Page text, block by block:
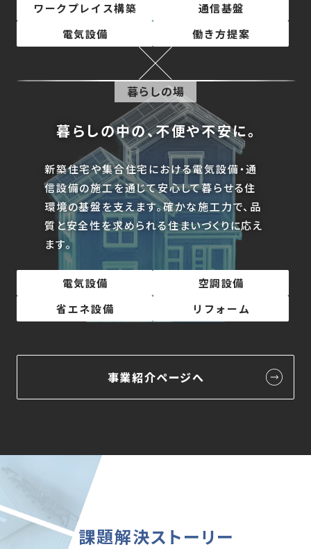
ワークプレイス構築
通信基盤
電気設備
働き方提案
暮らしの場
暮らしの中の、不便や不安に。
新築住宅や集合住宅における電気設備・通
信設備の施工を通じて安心して暮らせる住
環境の基盤を支えます。確かな施工力で、品
質と安全性を求められる住まいづくりに応え
ます。
電気設備
空調設備
省エネ設備
リフォーム
事業紹介ページへ
課題解決ストーリー